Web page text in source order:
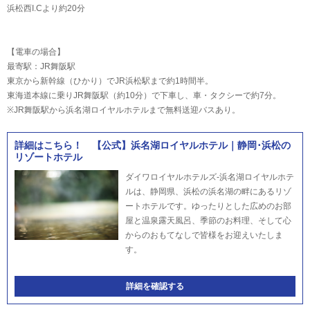
浜松西I.Cより約20分
【電車の場合】
最寄駅：JR舞阪駅
東京から新幹線（ひかり）でJR浜松駅まで約1時間半。
東海道本線に乗りJR舞阪駅（約10分）で下車し、車・タクシーで約7分。
※JR舞阪駅から浜名湖ロイヤルホテルまで無料送迎バスあり。
詳細はこちら！ 【公式】浜名湖ロイヤルホテル｜静岡･浜松の
リゾートホテル
ダイワロイヤルホテルズ-浜名湖ロイヤルホテ
ルは、静岡県、浜松の浜名湖の畔にあるリゾ
ートホテルです。ゆったりとした広めのお部
屋と温泉露天風呂、季節のお料理、そして心
からのおもてなしで皆様をお迎えいたしま
す。
詳細を確認する